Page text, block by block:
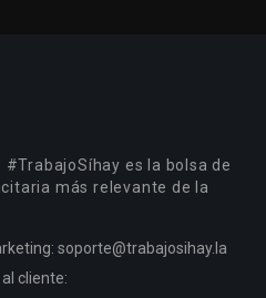
es la bolsa de
más relevante de la
soporte@trabajosihay.la
cliente: